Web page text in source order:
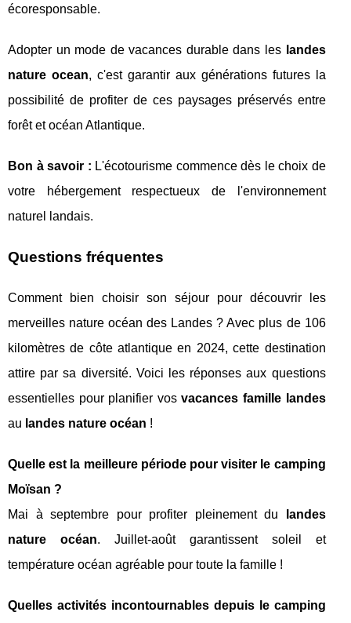
écoresponsable.
Adopter un mode de vacances durable dans les landes
nature ocean, c'est garantir aux générations futures la
possibilité de profiter de ces paysages préservés entre
forêt et océan Atlantique.
Bon à savoir : L'écotourisme commence dès le choix de
votre hébergement respectueux de l'environnement
naturel landais.
Questions fréquentes
Comment bien choisir son séjour pour découvrir les
merveilles nature océan des Landes ? Avec plus de 106
kilomètres de côte atlantique en 2024, cette destination
attire par sa diversité. Voici les réponses aux questions
essentielles pour planifier vosvacances famille landes
au landes nature océan !
Quelle est la meilleure période pour visiter le camping
Moïsan ?
Mai à septembre pour profiter pleinement du
landes
nature océan. Juillet-août garantissent soleil et
température océan agréable pour toute la famille !
Quelles activités incontournables depuis le camping